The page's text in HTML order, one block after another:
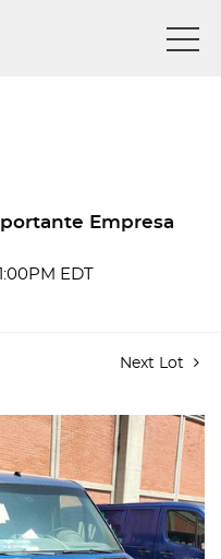
Empresa
EDT
Next Lot